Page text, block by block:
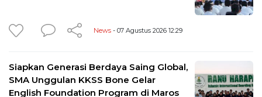
News - 07 Agustus 2026 12:29
Siapkan Generasi Berdaya Saing Global,
SMA Unggulan KKSS Bone Gelar
English Foundation Program di Maros